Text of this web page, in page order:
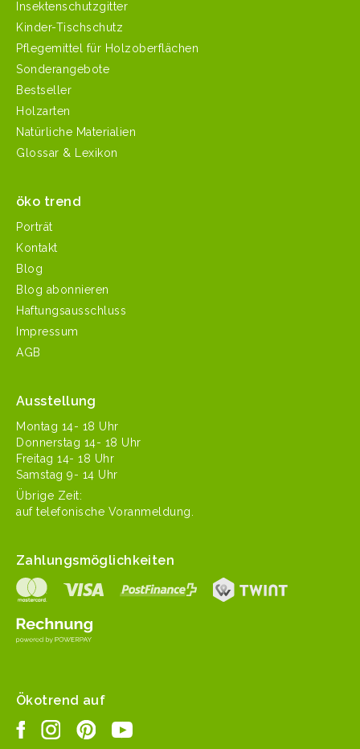
Insektenschutzgitter
Kinder-Tischschutz
Pflegemittel für Holzoberflächen
Sonderangebote
Bestseller
Holzarten
Natürliche Materialien
Glossar & Lexikon
öko trend
Porträt
Kontakt
Blog
Blog abonnieren
Haftungsausschluss
Impressum
AGB
Ausstellung
Mon­tag 14- 18 Uhr
Don­ner­stag 14- 18 Uhr
Fre­itag 14- 18 Uhr
Sam­stag 9- 14 Uhr
Übrige Zeit:
auf tele­fonis­che Voranmeldung.
Zahlungsmöglichkeiten
Ökotrend auf